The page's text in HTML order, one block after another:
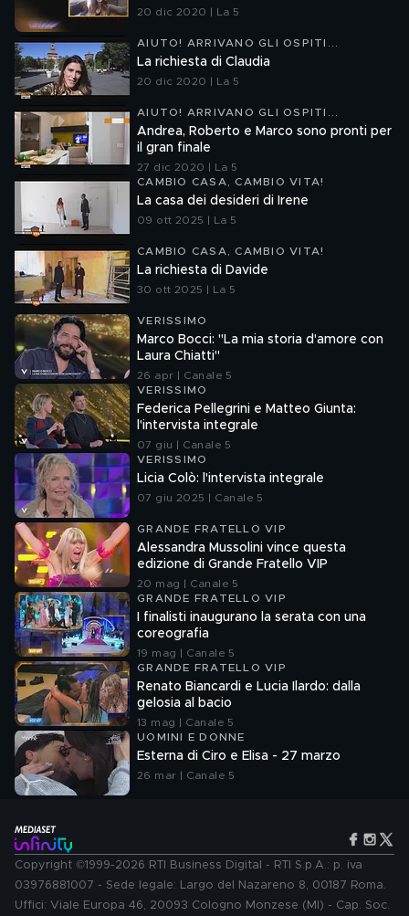
20 dic 2020 | La 5
AIUTO! ARRIVANO GLI OSPITI...
La richiesta di Claudia
20 dic 2020 | La 5
AIUTO! ARRIVANO GLI OSPITI...
Andrea, Roberto e Marco sono pronti per
il gran finale
27 dic 2020 | La 5
CAMBIO CASA, CAMBIO VITA!
La casa dei desideri di Irene
09 ott 2025 | La 5
CAMBIO CASA, CAMBIO VITA!
La richiesta di Davide
30 ott 2025 | La 5
VERISSIMO
Marco Bocci: "La mia storia d'amore con
Laura Chiatti"
26 apr | Canale 5
VERISSIMO
Federica Pellegrini e Matteo Giunta:
l'intervista integrale
07 giu | Canale 5
VERISSIMO
Licia Colò: l'intervista integrale
07 giu 2025 | Canale 5
GRANDE FRATELLO VIP
Alessandra Mussolini vince questa
edizione di Grande Fratello VIP
20 mag | Canale 5
GRANDE FRATELLO VIP
I finalisti inaugurano la serata con una
coreografia
19 mag | Canale 5
GRANDE FRATELLO VIP
Renato Biancardi e Lucia Ilardo: dalla
gelosia al bacio
13 mag | Canale 5
UOMINI E DONNE
Esterna di Ciro e Elisa - 27 marzo
26 mar | Canale 5
Copyright ©1999-2026 RTI Business Digital - RTI S.p.A.: p. iva
03976881007 - Sede legale: Largo del Nazareno 8, 00187 Roma.
Uffici: Viale Europa 46, 20093 Cologno Monzese (MI) - Cap. Soc.